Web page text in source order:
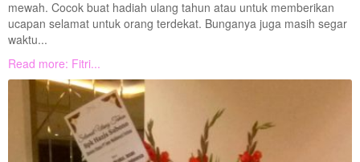
mewah. Cocok buat hadiah ulang tahun atau untuk memberikan
ucapan selamat untuk orang terdekat. Bunganya juga masih segar
waktu...
Read more: Fitri...